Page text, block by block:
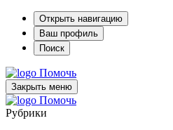
Открыть навигацию
Ваш профиль
Поиск
Помочь
Закрыть меню
Помочь
Рубрики